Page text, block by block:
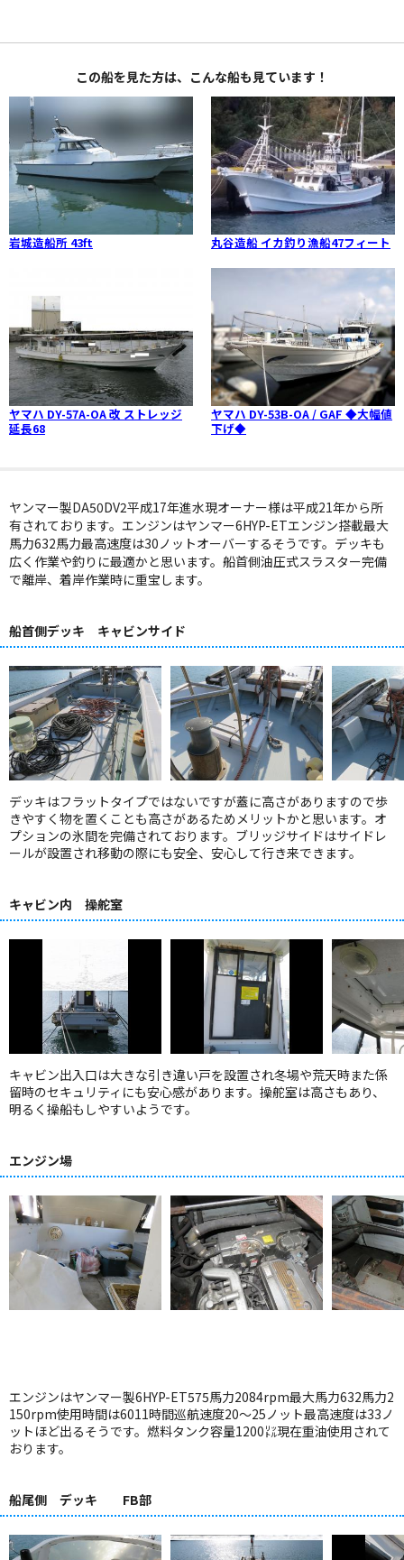
この船を見た方は、こんな船も見ています！
岩城造船所 43ft 丸谷造船 イカ釣り漁船47フィート
ヤマハ DY-57A-OA 改 ストレッジ
延長68
ヤマハ DY-53B-OA / GAF ◆大幅値
下げ◆
ヤンマー製DA50DV2平成17年進水現オーナー様は平成21年から所
有されております。エンジンはヤンマー6HYP-ETエンジン搭載最大
馬力632馬力最高速度は30ノットオーバーするそうです。デッキも
広く作業や釣りに最適かと思います。船首側油圧式スラスター完備
で離岸、着岸作業時に重宝します。
船首側デッキ キャビンサイド
デッキはフラットタイプではないですが蓋に高さがありますので歩
きやすく物を置くことも高さがあるためメリットかと思います。オ
プションの氷間を完備されております。ブリッジサイドはサイドレ
ールが設置され移動の際にも安全、安心して行き来できます。
キャビン内 操舵室
キャビン出入口は大きな引き違い戸を設置され冬場や荒天時また係
留時のセキュリティにも安心感があります。操舵室は高さもあり、
明るく操船もしやすいようです。
エンジン場
エンジンはヤンマー製6HYP-ET575馬力2084rpm最大馬力632馬力2
150rpm使用時間は6011時間巡航速度20～25ノット最高速度は33ノ
ットほど出るそうです。燃料タンク容量1200㍑現在重油使用されて
おります。
船尾側 デッキ FB部